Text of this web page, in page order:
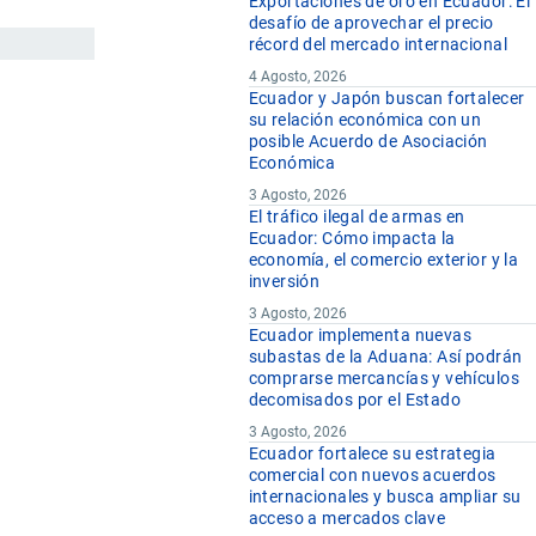
desafío de aprovechar el precio
récord del mercado internacional
4 Agosto, 2026
Ecuador y Japón buscan fortalecer
su relación económica con un
posible Acuerdo de Asociación
Económica
3 Agosto, 2026
El tráfico ilegal de armas en
Ecuador: Cómo impacta la
economía, el comercio exterior y la
inversión
3 Agosto, 2026
Ecuador implementa nuevas
subastas de la Aduana: Así podrán
comprarse mercancías y vehículos
decomisados por el Estado
3 Agosto, 2026
Ecuador fortalece su estrategia
comercial con nuevos acuerdos
internacionales y busca ampliar su
acceso a mercados clave